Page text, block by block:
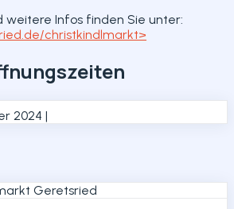
Infos finden Sie unter:
christkindlmarkt>
2024 |